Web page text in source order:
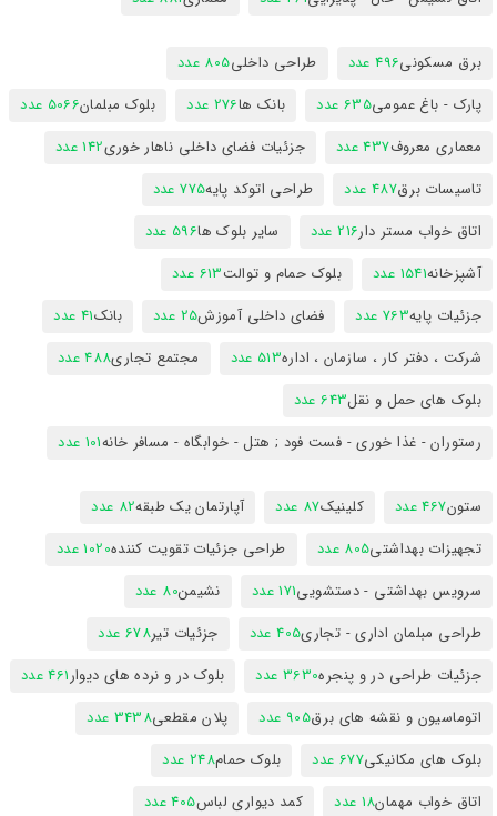
برق مسکونی496 عدد طراحی داخلی805 عدد
پارک - باغ عمومی635 عدد بانک ها276 عدد بلوک مبلمان5066 عدد
معماری معروف437 عدد جزئیات فضای داخلی ناهار خوری142 عدد
تاسیسات برق487 عدد طراحی اتوکد پایه775 عدد
اتاق خواب مستر دار216 عدد سایر بلوک ها596 عدد
آشپزخانه1541 عدد بلوک حمام و توالت613 عدد
جزئیات پایه763 عدد فضای داخلی آموزش25 عدد بانک41 عدد
شرکت ، دفتر کار ، سازمان ، اداره513 عدد مجتمع تجاری488 عدد
بلوک های حمل و نقل643 عدد
رستوران - غذا خوری - فست فود ; هتل - خوابگاه - مسافر خانه101 عدد
ستون467 عدد کلینیک87 عدد آپارتمان یک طبقه82 عدد
تجهیزات بهداشتی805 عدد طراحی جزئیات تقویت کننده1020 عدد
سرویس بهداشتی - دستشویی171 عدد نشیمن80 عدد
طراحی مبلمان اداری - تجاری405 عدد جزئیات تیر678 عدد
جزئیات طراحی در و پنجره3630 عدد بلوک در و نرده های دیوار461 عدد
اتوماسیون و نقشه های برق905 عدد پلان مقطعی3438 عدد
بلوک های مکانیکی677 عدد بلوک حمام248 عدد
اتاق خواب مهمان18 عدد کمد دیواری لباس405 عدد